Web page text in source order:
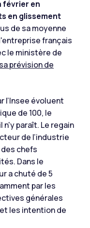
février en
en glissement
de sa moyenne
français
le ministère de
sa prévision de
l’Insee évoluent
de 100, le
paraît. Le regain
de l’industrie
chefs
Dans le
a chuté de 5
par les
générales
les intention de